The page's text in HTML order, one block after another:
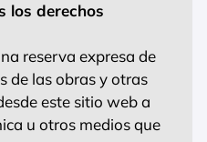
los derechos
reserva expresa de
de las obras y otras
este sitio web a
u otros medios que